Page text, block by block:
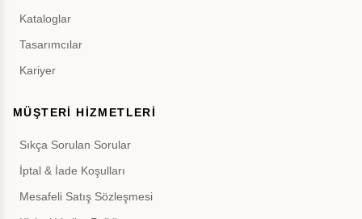
Kataloglar
Tasarımcılar
Kariyer
MÜŞTERİ HİZMETLERİ
Sıkça Sorulan Sorular
İptal & İade Koşulları
Mesafeli Satış Sözleşmesi